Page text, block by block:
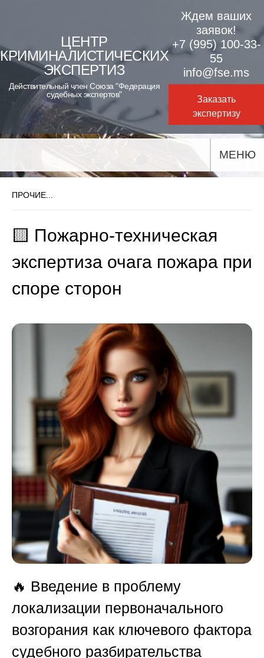
content
ЦЕНТР
КРИМИНАЛИСТИЧЕСКИХ
ЭКСПЕРТИЗ
Действительный член Союза "Федерация
судебных экспертов"
Ждем ваших
заявок!
+7 (995) 100-33-
55
info@fse.ms
Заказать
экспертизу
МЕНЮ
ПРОЧИЕ...
🟨 Пожарно-техническая
экспертиза очага пожара при
споре сторон
🔥 Введение в проблему
локализации первоначального
возгорания как ключевого фактора
судебного разбирательства